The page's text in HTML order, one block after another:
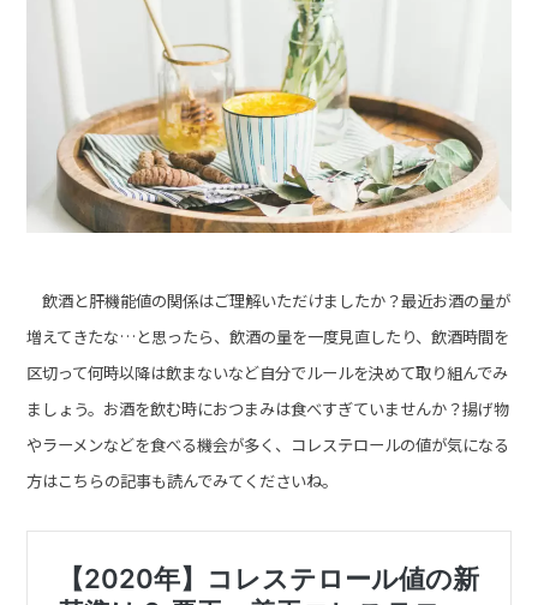
飲酒と肝機能値の関係はご理解いただけましたか？最近お酒の量が
増えてきたな…と思ったら、飲酒の量を一度見直したり、飲酒時間を
区切って何時以降は飲まないなど自分でルールを決めて取り組んでみ
ましょう。お酒を飲む時におつまみは食べすぎていませんか？揚げ物
やラーメンなどを食べる機会が多く、コレステロールの値が気になる
方はこちらの記事も読んでみてくださいね。